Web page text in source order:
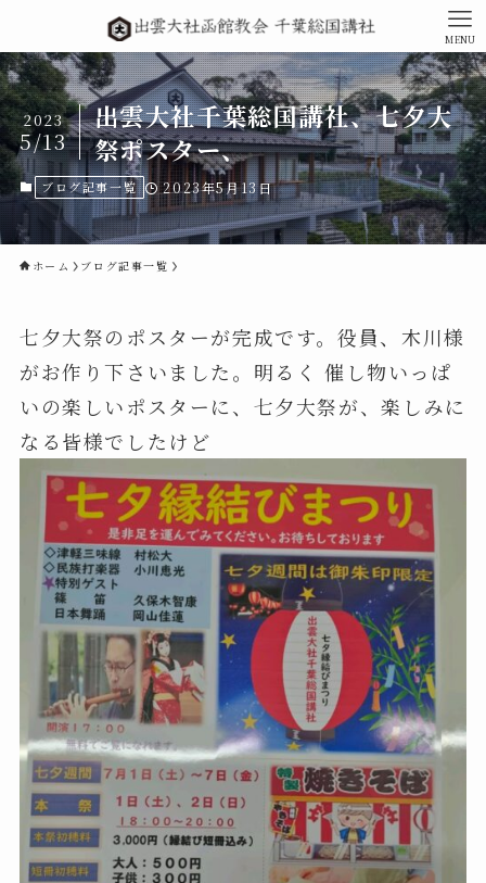
MENU
出雲大社千葉総国講社、七夕大
祭ポスター、
2023
5/13
ブログ記事一覧 2023年5月13日
ホーム ブログ記事一覧
七夕大祭のポスターが完成です。役員、木川様
がお作り下さいました。明るく 催し物いっぱ
いの楽しいポスターに、七夕大祭が、楽しみに
なる皆様でしたけど